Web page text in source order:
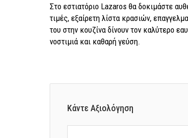
Στο εστιατόριο Lazaros θα δοκιμάστε
τιμές, εξαίρετη λίστα κρασιών,
του στην κουζίνα δίνουν τον καλύτερο
νοστιμιά και καθαρή γεύση.
Κάντε Αξιολόγηση